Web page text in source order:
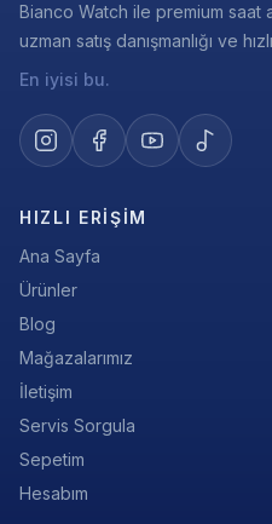
Bianco Watch ile premium saat
uzman satış danışmanlığı ve
En iyisi bu.
HIZLI ERIŞIM
Ana Sayfa
Ürünler
Blog
Mağazalarımız
İletişim
Servis Sorgula
Sepetim
Hesabım